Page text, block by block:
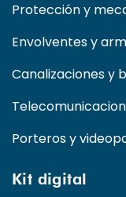
Protección y
Envolventes y
Canalizaciones y
Porteros y
Kit digital